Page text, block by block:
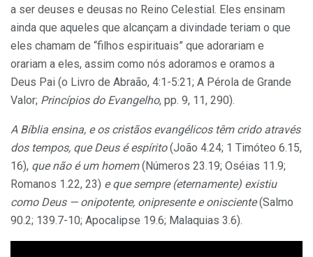
a ser deuses e deusas no Reino Celestial. Eles ensinam
ainda que aqueles que alcançam a divindade teriam o que
eles chamam de “filhos espirituais” que adorariam e
orariam a eles, assim como nós adoramos e oramos a
Deus Pai (o Livro de Abraão, 4:1-5:21; A Pérola de Grande
Valor; Princípios do Evangelho, pp. 9, 11, 290).
A Bíblia ensina, e os cristãos evangélicos têm crido através
dos tempos, que Deus é espírito(João 4.24; 1 Timóteo 6.15,
16), que não é um homem(Números 23.19; Oséias 11.9;
Romanos 1.22, 23) e que sempre (eternamente) existiu
como Deus — onipotente, onipresente e onisciente(Salmo
90.2; 139.7-10; Apocalipse 19.6; Malaquias 3.6).